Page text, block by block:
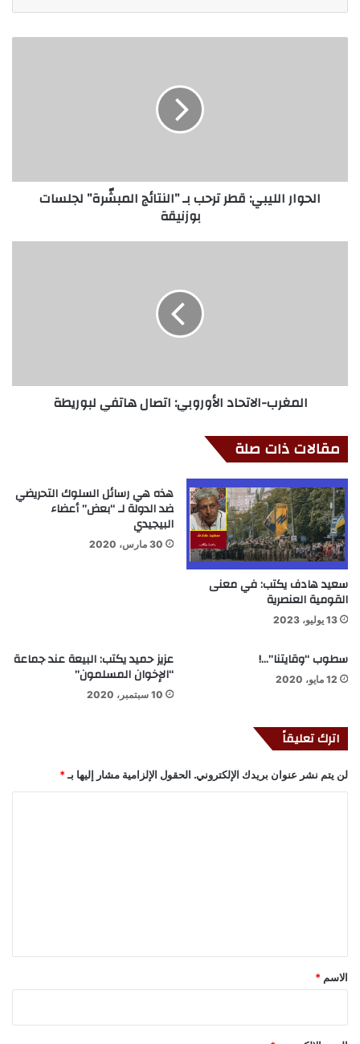
الحوار الليبي: قطر ترحب بـ ”النتائج المبشّرة” لجلسات
بوزنيقة
المغرب-الاتحاد الأوروبي: اتصال هاتفي لبوريطة
مقالات ذات صلة
سعيد هادف يكتب: في معنى
القومية العنصرية
13 يوليو، 2023
هذه هي رسائل السلوك التحريضي
ضد الدولة لـ “بعض” أعضاء
البيجيدي
30 مارس، 2020
سطوب “وقايتنا”…!
12 مايو، 2020
عزيز حميد يكتب: البيعة عند جماعة
“الإخوان المسلمون”
10 سبتمبر، 2020
اترك تعليقاً
لن يتم نشر عنوان بريدك الإلكتروني. الحقول الإلزامية مشار إليها بـ*
*
الاسم *